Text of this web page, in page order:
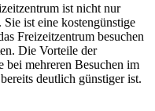
ist nicht nur
ist eine kostengünstige
Freizeitzentrum besuchen
Die Vorteile der
bei mehreren Besuchen im
deutlich günstiger ist.